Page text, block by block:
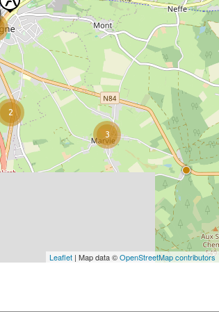
3
2
Leaflet | Map data ©OpenStreetMap contributors